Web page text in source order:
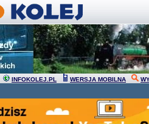
INFOKOLEJ.PL WERSJA MOBILNA